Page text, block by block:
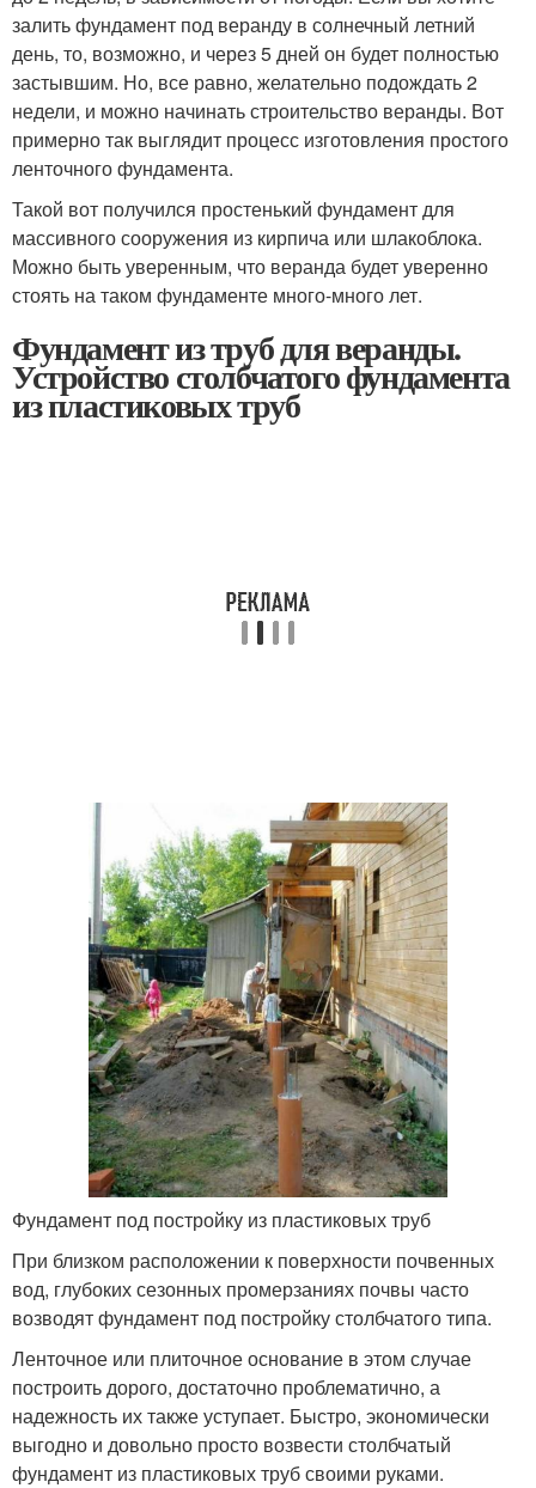
залить фундамент под веранду в солнечный летний
день, то, возможно, и через 5 дней он будет полностью
застывшим. Но, все равно, желательно подождать 2
недели, и можно начинать строительство веранды. Вот
примерно так выглядит процесс изготовления простого
ленточного фундамента.
Такой вот получился простенький фундамент для
массивного сооружения из кирпича или шлакоблока.
Можно быть уверенным, что веранда будет уверенно
стоять на таком фундаменте много-много лет.
Фундамент из труб для веранды.
Устройство столбчатого фундамента
из пластиковых труб
Фундамент под постройку из пластиковых труб
При близком расположении к поверхности почвенных
вод, глубоких сезонных промерзаниях почвы часто
возводят фундамент под постройку столбчатого типа.
Ленточное или плиточное основание в этом случае
построить дорого, достаточно проблематично, а
надежность их также уступает. Быстро, экономически
выгодно и довольно просто возвести столбчатый
фундамент из пластиковых труб своими руками.